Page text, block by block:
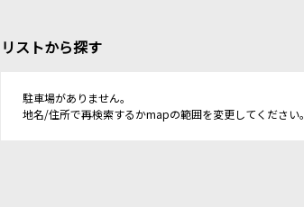
リストから探す
駐車場がありません。
地名/住所で再検索するかmapの範囲を変更してください。